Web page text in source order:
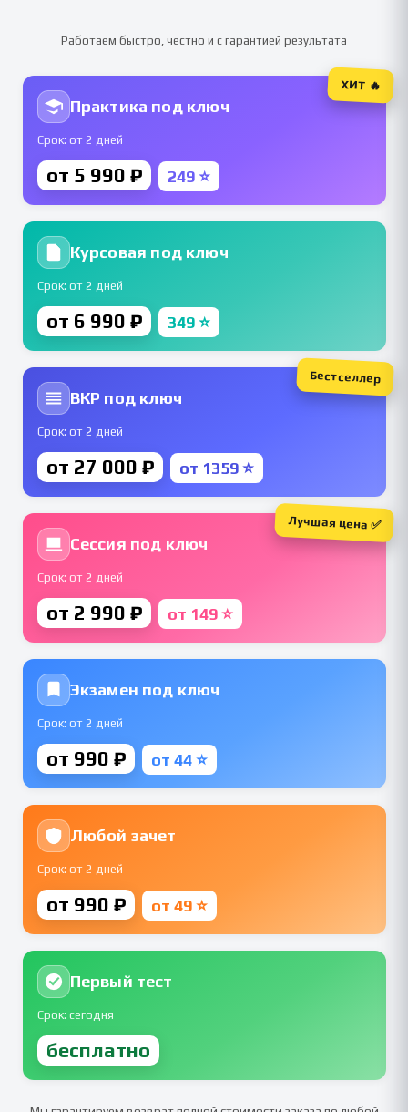
Работаем быстро, честно и с гарантией результата
Практика под ключ
Срок: от 2 дней
от 5 990 ₽ 249 ⭐
ХИТ 🔥
Курсовая под ключ
Срок: от 2 дней
от 6 990 ₽ 349 ⭐
ВКР под ключ
Срок: от 2 дней
от 27 000 ₽ от 1359 ⭐
Бестселлер
Сессия под ключ
Срок: от 2 дней
от 2 990 ₽ от 149 ⭐
Лучшая цена ✅
Экзамен под ключ
Срок: от 2 дней
от 990 ₽ от 44 ⭐
Любой зачет
Срок: от 2 дней
от 990 ₽ от 49 ⭐
Первый тест
Срок: сегодня
бесплатно